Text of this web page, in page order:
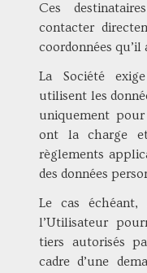
Ces
contacter
coordonnées
La Société
utilisent les
uniquement
ont la charge
règlements
des données
Le cas échéant,
l’Utilisateur
tiers autorisés
cadre d’une